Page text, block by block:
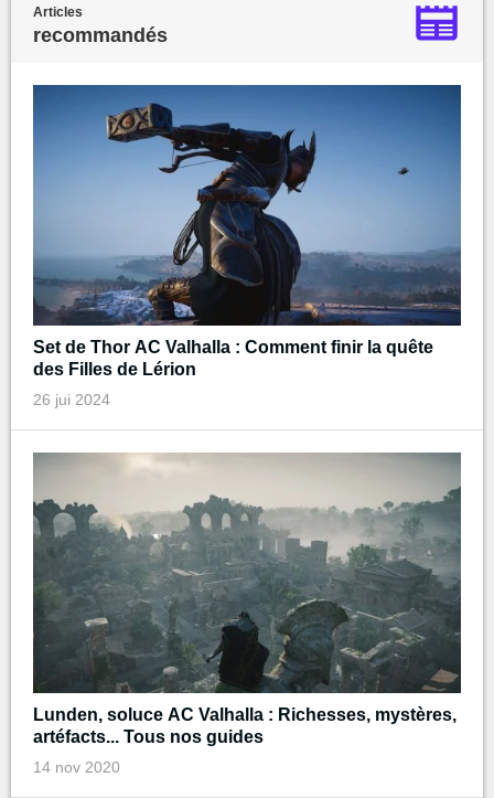
Articles
recommandés
Set de Thor AC Valhalla : Comment finir la quête
des Filles de Lérion
26 jui 2024
Lunden, soluce AC Valhalla : Richesses, mystères,
artéfacts... Tous nos guides
14 nov 2020